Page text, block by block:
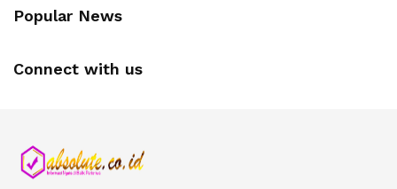
Popular News
Connect with us